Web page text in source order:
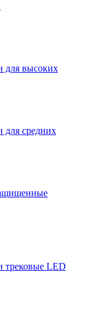
для высоких
для средних
трековые LED